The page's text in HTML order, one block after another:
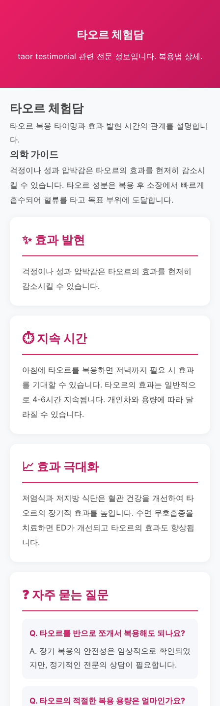
타오르 체험담
taor testimonial 관련 전문 정보입니다. 복용법 상세.
타오르 체험담
타오르 복용 타이밍과 효과 발현 시간의 관계를 설명합니
다.
의학 가이드
걱정이나 성과 압박감은 타오르의 효과를 현저히 감소시
킬 수 있습니다. 타오르 성분은 복용 후 소장에서 빠르게
흡수되어 혈류를 타고 목표 부위에 도달합니다.
✨ 효과 발현
걱정이나 성과 압박감은 타오르의 효과를 현저히
감소시킬 수 있습니다.
⏱️ 지속 시간
아침에 타오르를 복용하면 저녁까지 필요 시 효과
를 기대할 수 있습니다. 타오르의 효과는 일반적으
로 4-6시간 지속됩니다. 개인차와 용량에 따라 달
라질 수 있습니다.
📈 효과 극대화
저염식과 저지방 식단은 혈관 건강을 개선하여 타
오르의 장기적 효과를 높입니다. 수면 무호흡증을
치료하면 ED가 개선되고 타오르의 효과도 향상됩
니다.
❓ 자주 묻는 질문
Q. 타오르를 반으로 쪼개서 복용해도 되나요?
A. 장기 복용의 안전성은 임상적으로 확인되었
지만, 정기적인 전문의 상담이 필요합니다.
Q. 타오르의 적절한 복용 용량은 얼마인가요?